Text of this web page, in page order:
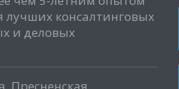
лучших консалтинговых
и деловых